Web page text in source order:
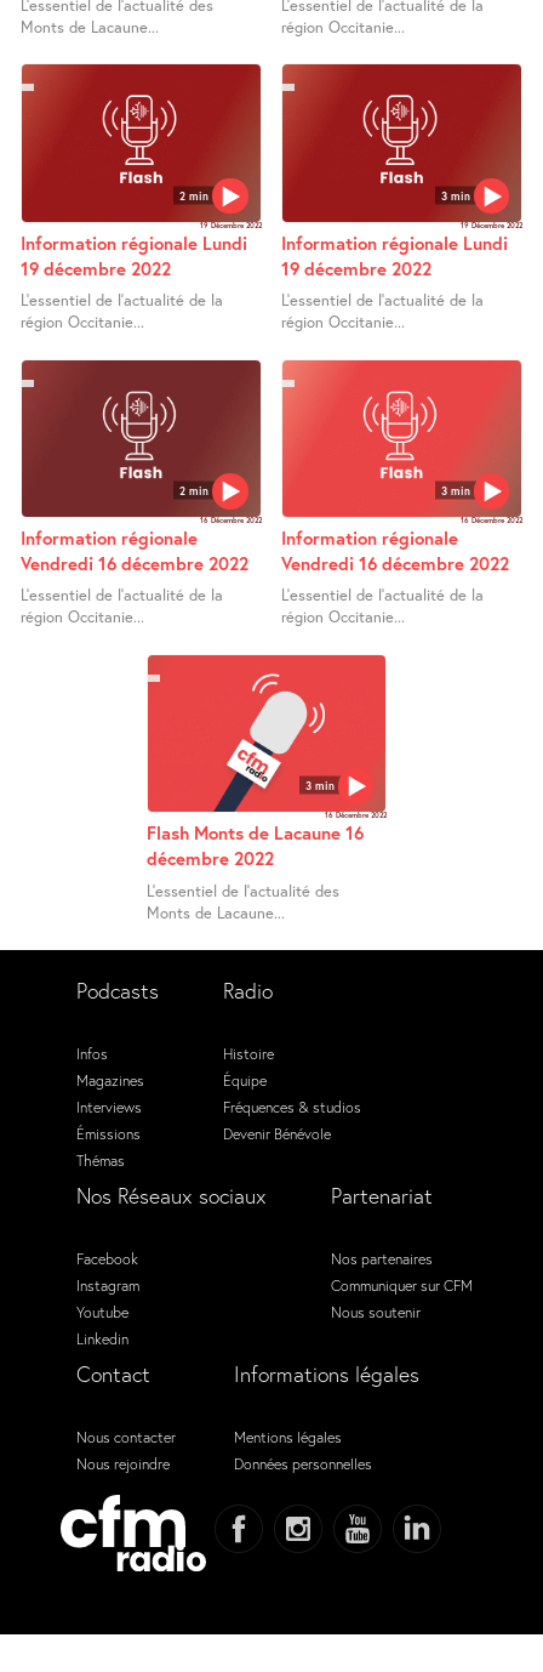
L’essentiel de l’actualité des
Monts de Lacaune...
L’essentiel de l’actualité de la
région Occitanie...
2 min
19 Décembre 2022
Information régionale Lundi
19 décembre 2022
L’essentiel de l’actualité de la
région Occitanie...
3 min
19 Décembre 2022
Information régionale Lundi
19 décembre 2022
L’essentiel de l’actualité de la
région Occitanie...
2 min
16 Décembre 2022
Information régionale
Vendredi 16 décembre 2022
L’essentiel de l’actualité de la
région Occitanie...
3 min
16 Décembre 2022
Information régionale
Vendredi 16 décembre 2022
L’essentiel de l’actualité de la
région Occitanie...
3 min
16 Décembre 2022
Flash Monts de Lacaune 16
décembre 2022
L’essentiel de l’actualité des
Monts de Lacaune...
Podcasts
Infos
Magazines
Interviews
Émissions
Thémas
Radio
Histoire
Équipe
Fréquences & studios
Devenir Bénévole
Nos Réseaux sociaux
Facebook
Instagram
Youtube
Linkedin
Partenariat
Nos partenaires
Communiquer sur CFM
Nous soutenir
Contact
Nous contacter
Nous rejoindre
Informations légales
Mentions légales
Données personnelles